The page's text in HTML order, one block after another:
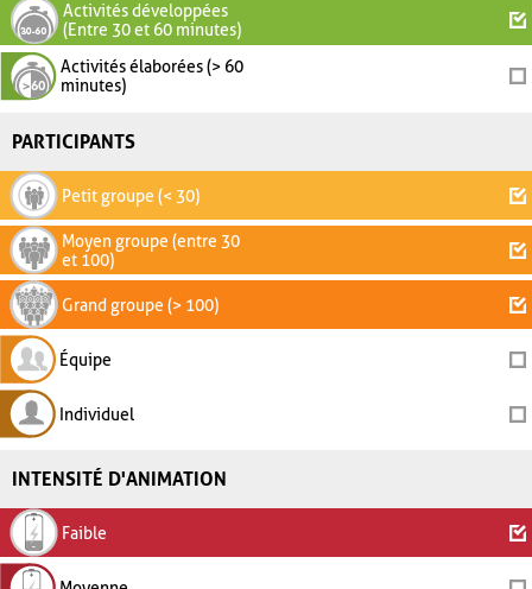
Activités développées
(Entre 30 et 60 minutes)
Activités élaborées (> 60
minutes)
PARTICIPANTS
Petit groupe (< 30)
Moyen groupe (entre 30
et 100)
Grand groupe (> 100)
Équipe
Individuel
INTENSITÉ D'ANIMATION
Faible